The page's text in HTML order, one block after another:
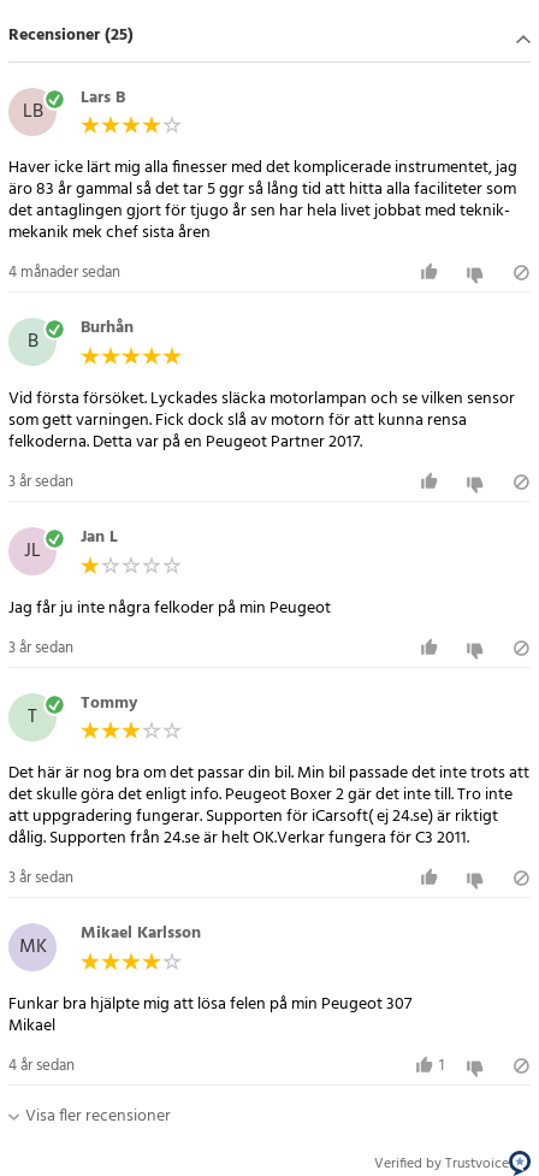
tydliga silikonknappar som gör att du enkelt kan navigera och
använda enheten. Oavsett din erfarenhetsnivå kommer du att
uppskatta den intuitiva designen som iCarsoft CP V1.0 erbjuder.
Brett stöd för testlägen
Det här diagnosverktyget stöder flera testlägen, inklusive
CANBUS, ISO9141, KWP2000 och J1850, vilket ger dig omfattande
möjligheter att diagnostisera ditt fordon. Du kan läsa realtidsdata,
Spara tid och pengar
Genom att äga iCarsoft CP V1.0 behöver du inte längre göra dyra
besök hos mekaniker för att ta reda på vad som felar i din Citroen
eller Peugeot. Du kan självständigt diagnostisera problem och fatta
informerade beslut om underhåll och reparation.
Så om du vill ha fullständig kontroll över din Citroen eller Peugeot
och spara både tid och pengar på fordonsunderhåll, är iCarsoft CP
V1.0 den perfekta lösningen. Med dess kraftfulla funktioner och
användarvänliga design är det ett oumbärligt verktyg.
1. iCarsoft CP V1.0 kan göra allt - läser och rensar felkoder på de
flesta av systemen
såsom motor, växellåda, ABS och krockkudde etc.
2. Stöd OBDII / EOBD Tio driftsätt
3. Läser realtidsdata
4. Fullständig ECU-diagnos
5. Gäller det enda märket av alla modeller utrustade med OBDII-
6. Lätt att använda med lättanvända knappar och menyer
7. Oljelampa/serviceåterställning: Återställ servicelampan.
inspelade av skanningen
verktyg eller anpassade testrapporter.
9. Batteritestet gör att du kan spänna batteriet med OBD-porten
när motorn startar
10. DTC-bibliotek för att leta upp när användaren använder detta
Recensioner (25)
LB Lars B
Haver icke lärt mig alla finesser med det komplicerade instrumentet, jag
äro 83 år gammal så det tar 5 ggr så lång tid att hitta alla faciliteter som
det antaglingen gjort för tjugo år sen har hela livet jobbat med teknik-
mekanik mek chef sista åren
4 månader sedan
B Burhån
Vid första försöket. Lyckades släcka motorlampan och se vilken sensor
som gett varningen. Fick dock slå av motorn för att kunna rensa
felkoderna. Detta var på en Peugeot Partner 2017.
3 år sedan
JL Jan L
Jag får ju inte några felkoder på min Peugeot
3 år sedan
T Tommy
Det här är nog bra om det passar din bil. Min bil passade det inte trots att
det skulle göra det enligt info. Peugeot Boxer 2 gär det inte till. Tro inte
att uppgradering fungerar. Supporten för iCarsoft( ej 24.se) är riktigt
dålig. Supporten från 24.se är helt OK.Verkar fungera för C3 2011.
3 år sedan
MK Mikael Karlsson
Funkar bra hjälpte mig att lösa felen på min Peugeot 307
Mikael
4 år sedan 1
Visa fler recensioner
Verified by Trustvoice